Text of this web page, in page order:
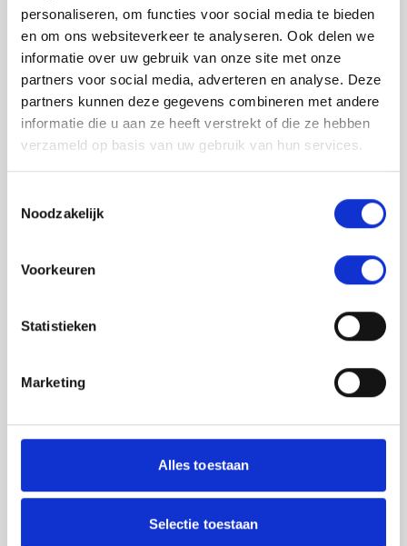
personaliseren, om functies voor social media te bieden
en om ons websiteverkeer te analyseren. Ook delen we
informatie over uw gebruik van onze site met onze
partners voor social media, adverteren en analyse. Deze
partners kunnen deze gegevens combineren met andere
informatie die u aan ze heeft verstrekt of die ze hebben
verzameld op basis van uw gebruik van hun services.
Noodzakelijk
Voorkeuren
Statistieken
Marketing
Alles toestaan
Selectie toestaan
Jouw feedback wordt verwerkt door de
adviseurs van het team richtlijnen NCJ. Als zij
feedback meegenomen wordt met de
Ik ga akkoord dat mijn gegevens
worden gedeeld met de
zijn bij deze JGZ-richtlijn.